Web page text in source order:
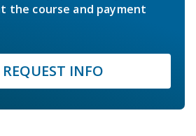
the course and payment
REQUEST INFO